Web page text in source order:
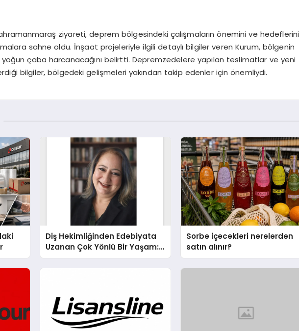
ziyareti, deprem bölgesindeki çalışmaların önemini ve hedeflerini
sahne oldu. İnşaat projeleriyle ilgili detaylı bilgiler veren Kurum, bölgenin
yoğun çaba harcanacağını belirtti. Depremzedelere yapılan teslimatlar ve yeni
bilgiler, bölgedeki gelişmeleri yakından takip edenler için önemliydi.
Diş Hekimliğinden Edebiyata
Uzanan Çok Yönlü Bir Yaşam:
Yeşim Şahin Yaman
Sorbe içecekleri nerelerden
satın alınır?